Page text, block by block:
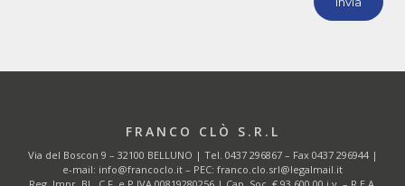
FRANCO CLÒ S.R.L
Via del Boscon 9 – 32100 BELLUNO | Tel. 0437 296867– Fax 0437 296944 |
e-mail: info@francoclo.it – PEC: franco.clo.srl@legalmail.it